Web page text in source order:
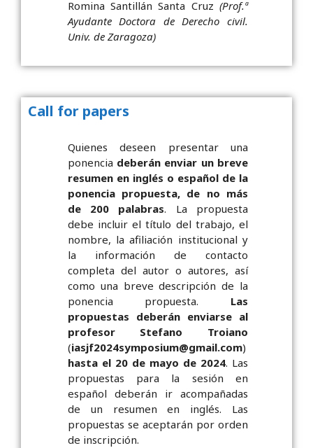
Romina Santillán Santa Cruz (Prof.ª
Ayudante Doctora de Derecho civil.
Univ. de Zaragoza)
Call for papers
Quienes deseen presentar una
ponencia deberán enviar un breve
resumen en inglés o español de la
ponencia propuesta, de no más
de 200 palabras. La propuesta
debe incluir el título del trabajo, el
nombre, la afiliación institucional y
la información de contacto
completa del autor o autores, así
como una breve descripción de la
ponencia propuesta. Las
propuestas deberán enviarse al
profesor Stefano Troiano
(iasjf2024symposium@gmail.com)
hasta el 20 de mayo de 2024. Las
propuestas para la sesión en
español deberán ir acompañadas
de un resumen en inglés. Las
propuestas se aceptarán por orden
de inscripción.